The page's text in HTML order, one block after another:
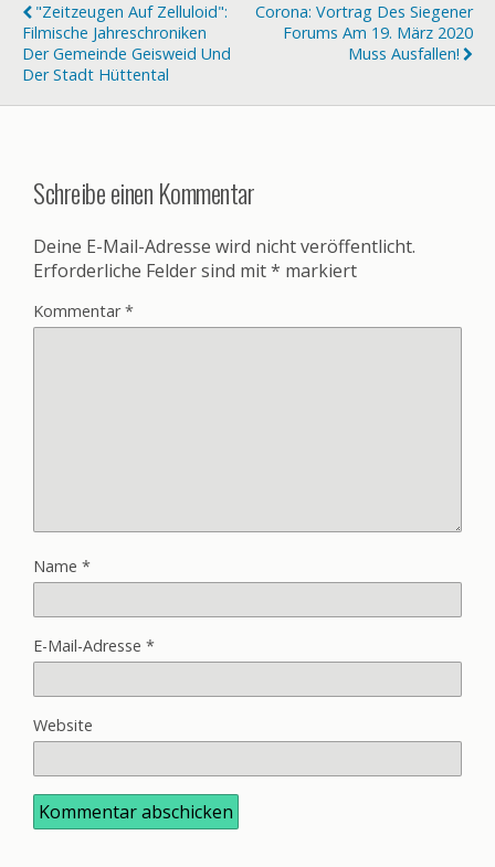
"Zeitzeugen Auf Zelluloid":
Filmische Jahreschroniken
Der Gemeinde Geisweid Und
Der Stadt Hüttental
Corona: Vortrag Des Siegener
Forums Am 19. März 2020
Muss Ausfallen!
Schreibe einen Kommentar
Deine E-Mail-Adresse wird nicht veröffentlicht.
Erforderliche Felder sind mit* markiert
Kommentar*
Name *
E-Mail-Adresse *
Website